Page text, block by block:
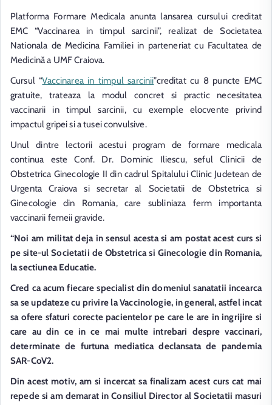
Platforma Formare Medicala anunta lansarea cursului creditat
EMC “Vaccinarea in timpul sarcinii”, realizat de Societatea
Nationala de Medicina Familiei in parteneriat cu Facultatea de
Medicină a UMF Craiova.
Cursul “Vaccinarea in timpul sarcinii”creditat cu 8 puncte EMC
gratuite, trateaza la modul concret si practic necesitatea
vaccinarii in timpul sarcinii, cu exemple elocvente privind
impactul gripei si a tusei convulsive.
Unul dintre lectorii acestui program de formare medicala
continua este Conf. Dr. Dominic Iliescu, seful Clinicii de
Obstetrica Ginecologie II din cadrul Spitalului Clinic Judetean de
Urgenta Craiova si secretar al Societatii de Obstetrica si
Ginecologie din Romania, care subliniaza ferm importanta
vaccinarii femeii gravide.
“Noi am militat deja in sensul acesta si am postat acest curs si
pe site-ul Societatii de Obstetrica si Ginecologie din Romania,
la sectiunea Educatie.
Cred ca acum fiecare specialist din domeniul sanatatii incearca
sa se updateze cu privire la Vaccinologie, in general, astfel incat
sa ofere sfaturi corecte pacientelor pe care le are in ingrijire si
care au din ce in ce mai multe intrebari despre vaccinari,
determinate de furtuna mediatica declansata de pandemia
SAR-CoV2.
Din acest motiv, am si incercat sa finalizam acest curs cat mai
repede si am demarat in Consiliul Director al Societatii masuri